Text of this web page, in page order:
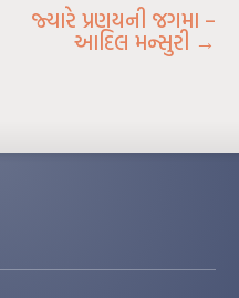
જ્યારે પ્રણયની જગમા –
આદિલ મન્સુરી →